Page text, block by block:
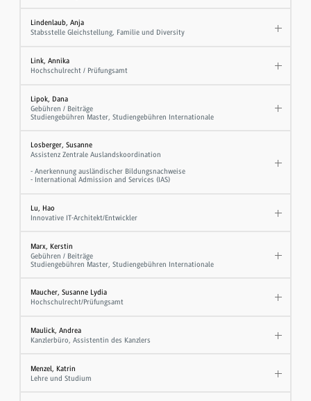
Lindenlaub, Anja
Stabsstelle Gleichstellung, Familie und Diversity
Link, Annika
Hochschulrecht / Prüfungsamt
Lipok, Dana
Gebühren / Beiträge
Studiengebühren Master, Studiengebühren Internationale
Losberger, Susanne
Assistenz Zentrale Auslandskoordination
- Anerkennung ausländischer Bildungsnachweise
- International Admission and Services (IAS)
Lu, Hao
Innovative IT-Architekt/Entwickler
Marx, Kerstin
Gebühren / Beiträge
Studiengebühren Master, Studiengebühren Internationale
Maucher, Susanne Lydia
Hochschulrecht/Prüfungsamt
Maulick, Andrea
Kanzlerbüro, Assistentin des Kanzlers
Menzel, Katrin
Lehre und Studium